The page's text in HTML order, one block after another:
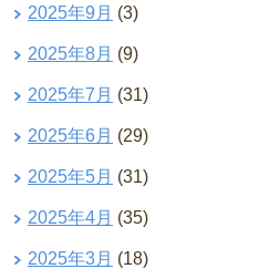
2025年9月 (3)
2025年8月 (9)
2025年7月 (31)
2025年6月 (29)
2025年5月 (31)
2025年4月 (35)
2025年3月 (18)